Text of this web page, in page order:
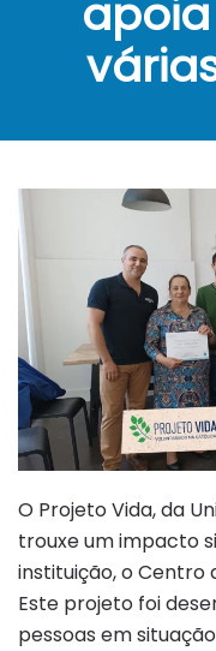
O Projeto Vida, da
trouxe um impacto
instituição, o Centro
Este projeto foi
pessoas em